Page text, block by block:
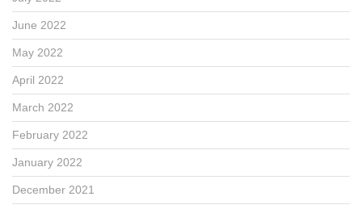
June 2022
May 2022
April 2022
March 2022
February 2022
January 2022
December 2021